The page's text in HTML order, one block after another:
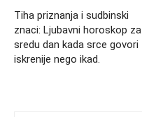
Tiha priznanja i sudbinski
znaci: Ljubavni horoskop za
sredu dan kada srce govori
iskrenije nego ikad.